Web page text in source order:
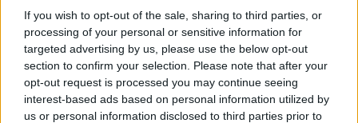
If you wish to opt-out of the sale, sharing to third parties, or
processing of your personal or sensitive information for
targeted advertising by us, please use the below opt-out
section to confirm your selection. Please note that after your
opt-out request is processed you may continue seeing
interest-based ads based on personal information utilized by
us or personal information disclosed to third parties prior to
csapadékvíz-elvezető rendszerek, az út- és külső elektromos
hálózat kiépítés a legújabb, logisztikai csarnok kiszolgálását
szolgálja.
Látlelet a hazai víziközművekről?
Egyetlen, fél évszázados vezetéken
múlt Bicske vízellátása